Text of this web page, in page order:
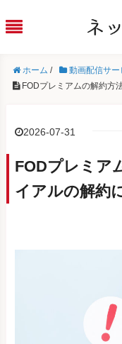
ホーム / 動画配信サー
FODプレミアムの解約方
2026-07-31
FODプレミア
イアルの解約